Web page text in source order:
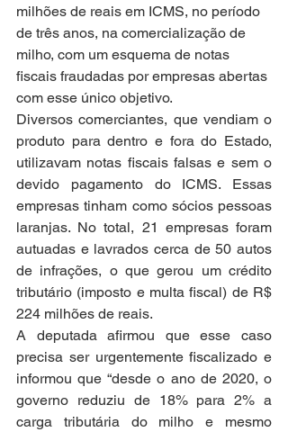
milhões de reais em ICMS, no período
de três anos, na comercialização de
milho, com um esquema de notas
fiscais fraudadas por empresas abertas
com esse único objetivo.
Diversos comerciantes, que vendiam o
produto para dentro e fora do Estado,
utilizavam notas fiscais falsas e sem o
devido pagamento do ICMS. Essas
empresas tinham como sócios pessoas
laranjas. No total, 21 empresas foram
autuadas e lavrados cerca de 50 autos
de infrações, o que gerou um crédito
tributário (imposto e multa fiscal) de R$
224 milhões de reais.
A deputada afirmou que esse caso
precisa ser urgentemente fiscalizado e
informou que “desde o ano de 2020, o
governo reduziu de 18% para 2% a
carga tributária do milho e mesmo